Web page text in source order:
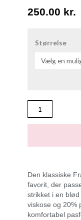
250.00 kr.
Størrelse
FRZUBASIC
CARDIGAN
Den klassiske
favorit, der
strikket i en
viskose og 20%
komfortabel